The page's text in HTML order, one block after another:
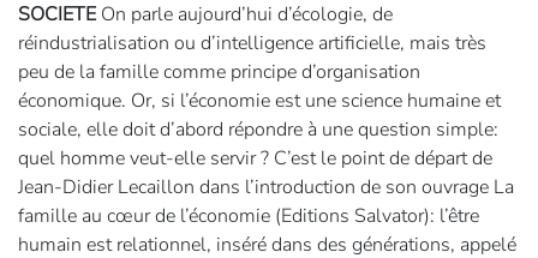
SOCIETE On parle aujourd’hui d’écologie, de
réindustrialisation ou d’intelligence artificielle, mais très
peu de la famille comme principe d’organisation
économique. Or, si l’économie est une science humaine et
sociale, elle doit d’abord répondre à une question simple:
quel homme veut-elle servir ? C’est le point de départ de
Jean-Didier Lecaillon dans l’introduction de son ouvrage La
famille au cœur de l’économie (Editions Salvator): l’être
humain est relationnel, inséré dans des générations, appelé